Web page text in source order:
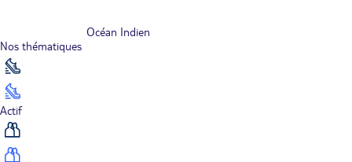
Océan Indien
Nos thématiques
Actif